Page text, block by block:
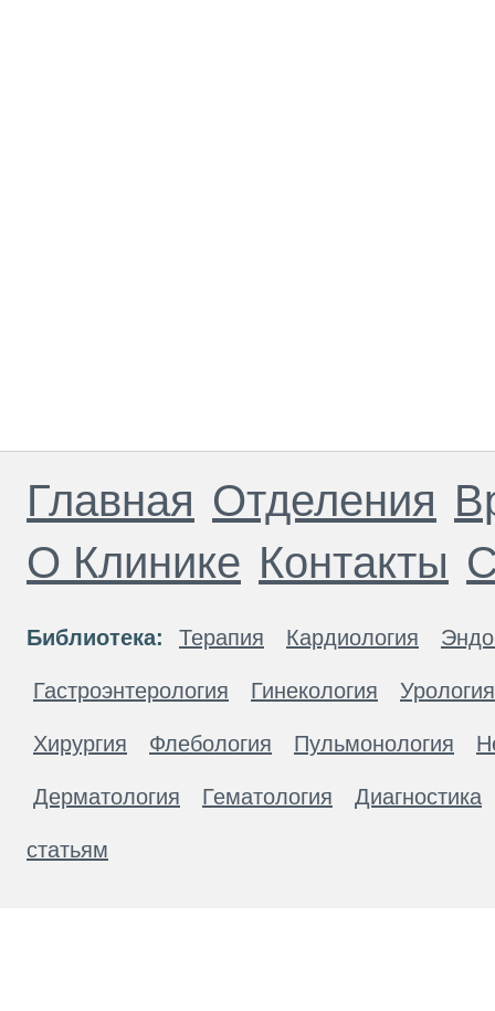
Главная Отделения
О Клинике Контакты
Библиотека: Терапия Кардиология
Гастроэнтерология Гинекология Урология
Хирургия Флебология Пульмонология
Дерматология Гематология Диагностика
статьям